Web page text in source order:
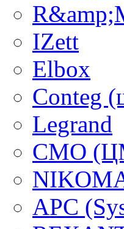
IZett
Elbox
Conteg
Legrand
CMO
APC